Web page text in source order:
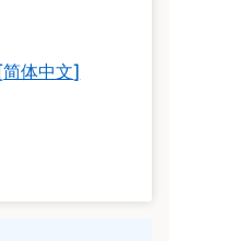
简体中文]